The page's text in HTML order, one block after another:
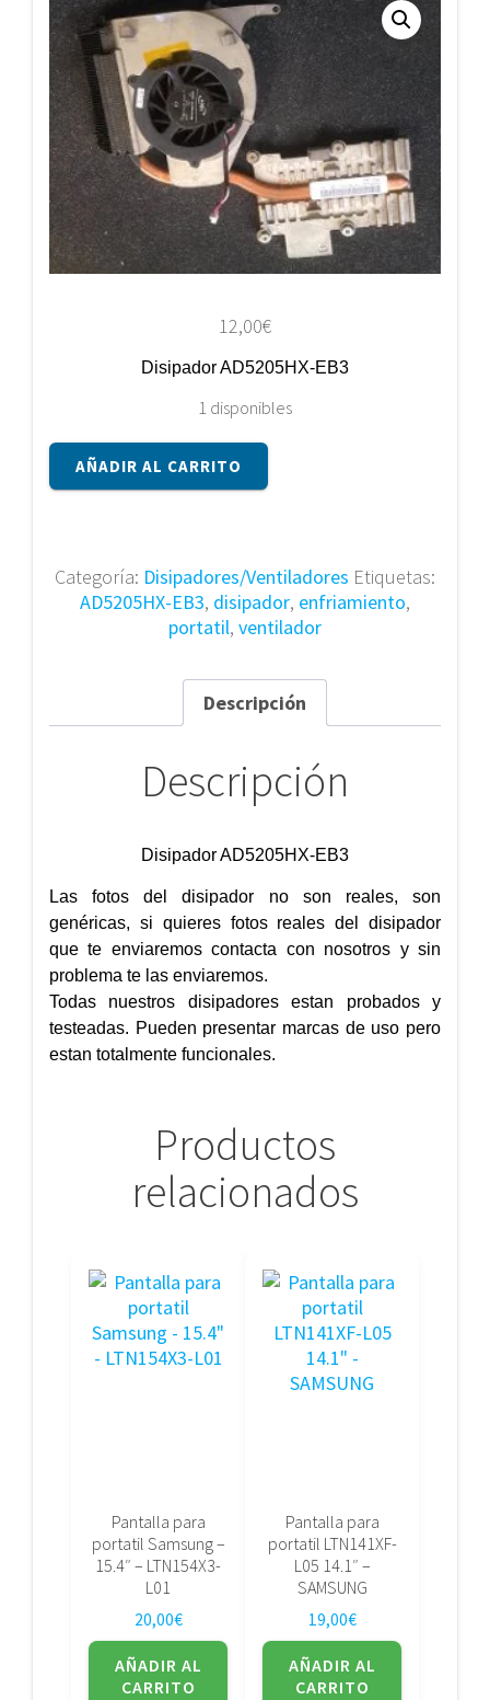
12,00€
Disipador AD5205HX-EB3
1 disponibles
Disipador
AD5205HX-
AÑADIR AL CARRITO
Categoría: Disipadores/Ventiladores Etiquetas:
AD5205HX-EB3, disipador, enfriamiento,
portatil, ventilador
Descripción
Descripción
Disipador AD5205HX-EB3
Las fotos del disipador no son reales, son
genéricas, si quieres fotos reales del disipador
que te enviaremos contacta con nosotros y sin
problema te las enviaremos.
Todas nuestros disipadores estan probados y
testeadas. Pueden presentar marcas de uso pero
estan totalmente funcionales.
Productos
relacionados
Pantalla para
portatil Samsung –
15.4″ – LTN154X3-
L01
20,00€
AÑADIR AL
CARRITO
Pantalla para
portatil LTN141XF-
L05 14.1″ –
SAMSUNG
19,00€
AÑADIR AL
CARRITO